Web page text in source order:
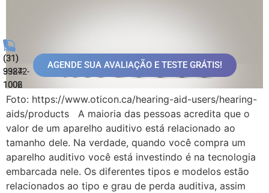
(31)
99872-
1006
(31)
3324-
1002
AGENDE SUA AVALIAÇÃO E TESTE GRÁTIS!
Foto: https://www.oticon.ca/hearing-aid-users/hearing-
aids/products A maioria das pessoas acredita que o
valor de um aparelho auditivo está relacionado ao
tamanho dele. Na verdade, quando você compra um
aparelho auditivo você está investindo é na tecnologia
embarcada nele. Os diferentes tipos e modelos estão
relacionados ao tipo e grau de perda auditiva, assim